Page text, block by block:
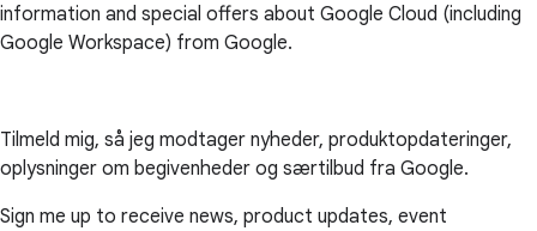
information and special offers about Google Cloud (including
Google Workspace) from Google.
Tilmeld mig, så jeg modtager nyheder, produktopdateringer,
oplysninger om begivenheder og særtilbud fra Google.
Sign me up to receive news, product updates, event